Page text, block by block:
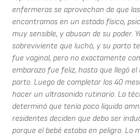
enfermeras se aprovechan de que
encontramos en un estado físico,
muy sensible, y abusan de su poder.
sobreviviente que luchó, y su parto
fue vaginal, pero no exactamente
embarazo fue feliz, hasta que llegó
parto. Luego de completar los 40
hacer un ultrasonido rutinario. La
determinó que tenía poco líquido
residentes deciden que debo ser
porque el bebé estaba en peligro. Lo